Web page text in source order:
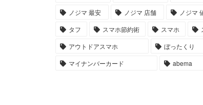
ノジマ 最安
ノジマ 店舗
ノジマ
タフ
スマホ節約術 スマホ
アウトドアスマホ
ぼったくり
マイナンバーカード
abema